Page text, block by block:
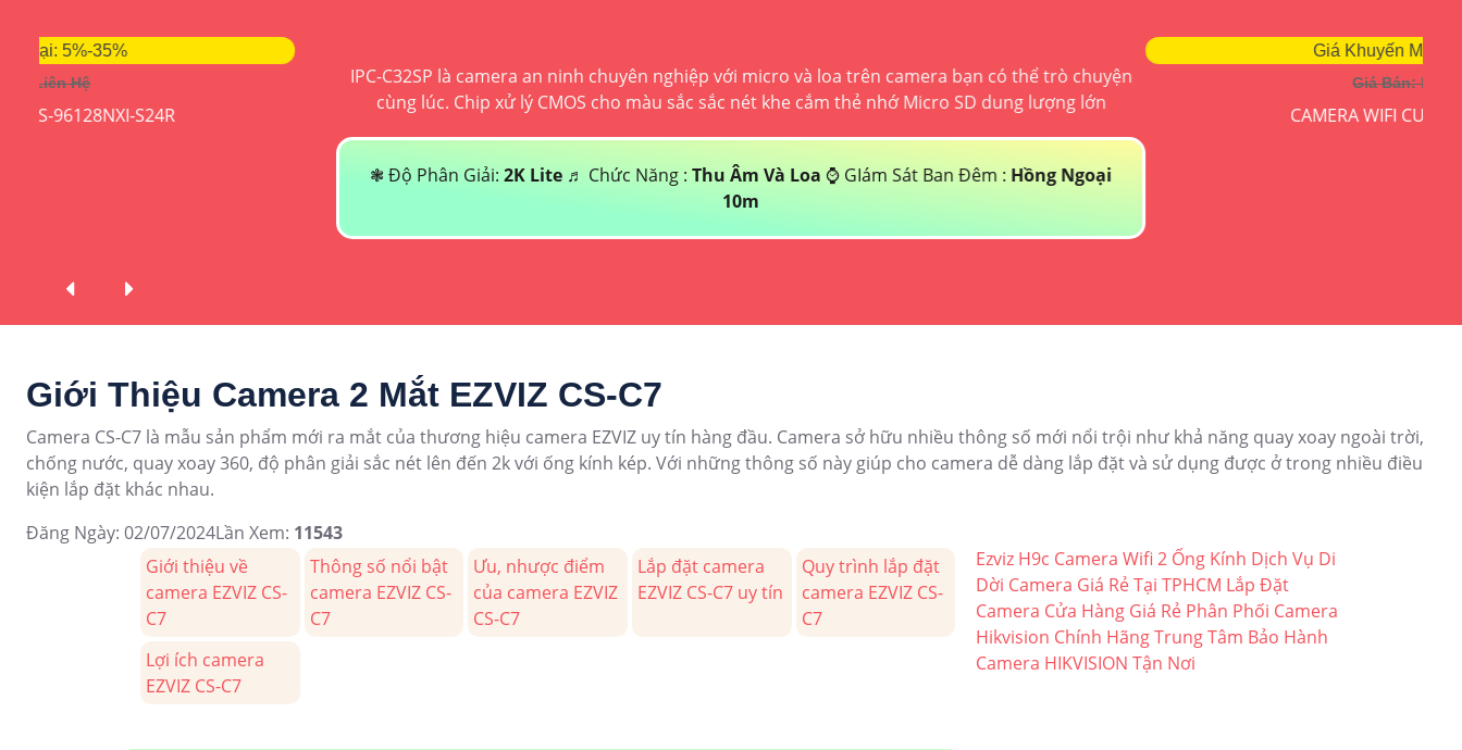
IPC-C32SP là camera an ninh chuyên nghiệp với micro và loa trên camera bạn có thể trò chuyện
cùng lúc. Chip xử lý CMOS cho màu sắc sắc nét khe cắm thẻ nhớ Micro SD dung lượng lớn
♬ Chức Năng :Thu Âm Và Loa⌚ GIám Sát Ban Đêm :Hồng Ngoại
Giá Khuyến Mại: 5%-35%
Giá Bán: liên hệ
CAMERA WIFI CUBE IPC-C32SP
Giới Thiệu Camera 2 Mắt EZVIZ CS-C7
Camera CS-C7 là mẫu sản phẩm mới ra mắt của thương hiệu camera EZVIZ uy tín hàng đầu. Camera sở hữu nhiều thông số mới nổi trội như khả năng quay xoay ngoài trời,
chống nước, quay xoay 360, độ phân giải sắc nét lên đến 2k với ống kính kép. Với những thông số này giúp cho camera dễ dàng lắp đặt và sử dụng được ở trong nhiều điều
kiện lắp đặt khác nhau.
Đăng Ngày: 02/07/2024Lần Xem: 11543
Giới thiệu về
camera EZVIZ CS-
C7
Thông số nổi bật
camera EZVIZ CS-
C7
Ưu, nhược điểm
của camera EZVIZ
CS-C7
Lắp đặt camera
EZVIZ CS-C7 uy tín
Quy trình lắp đặt
camera EZVIZ CS-
C7
Lợi ích camera
EZVIZ CS-C7
Ezviz H9c Camera Wifi 2 Ống Kính Dịch Vụ Di
Dời Camera Giá Rẻ Tại TPHCM Lắp Đặt
Camera Cửa Hàng Giá Rẻ Phân Phối Camera
Hikvision Chính HãngTrung Tâm Bảo Hành
Camera HIKVISION Tận Nơi